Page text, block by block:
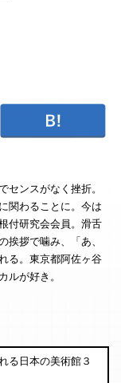
センスがなく挫折。
関わることに。今は
付研究会会員。滑舌
挨拶で噛み、「あ、
る。東京都阿佐ヶ谷
ルが好き。
る日本の美術館３